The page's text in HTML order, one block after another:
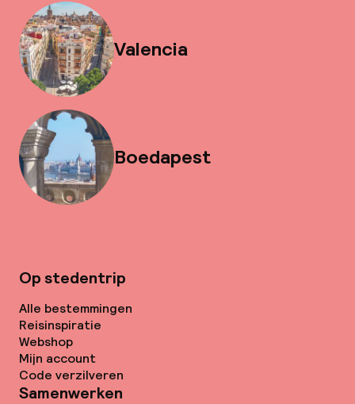
Valencia
Boedapest
Op stedentrip
Alle bestemmingen
Reisinspiratie
Webshop
Mijn account
Code verzilveren
Samenwerken